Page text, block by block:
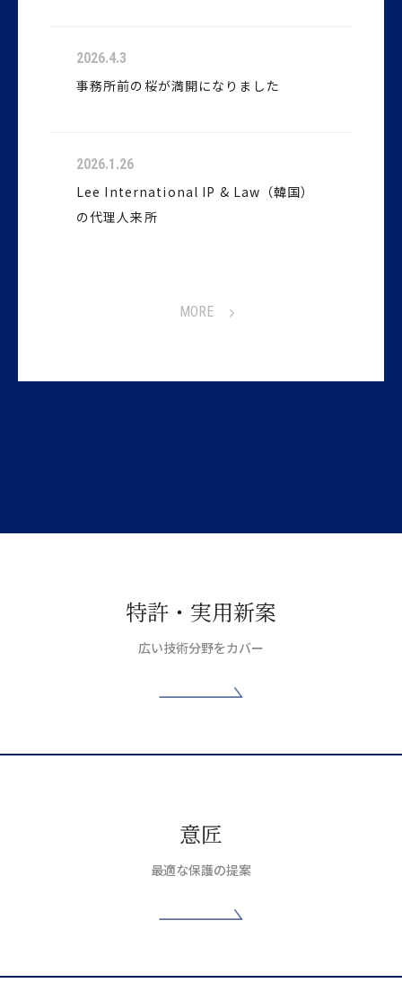
MORE
2026.4.3
事務所前の桜が満開になりました
2026.1.26
Lee International IP & Law（韓国）
の代理人来所
特許・実用新案
広い技術分野をカバー
意匠
最適な保護の提案